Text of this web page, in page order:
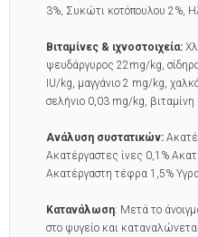
3%, Συκώτι κοτόπουλου 2%,
Βιταμίνες & ιχνοστοιχεία:
ψευδάργυρος 22mg/kg,
IU/kg, μαγγάνιο 2 mg/kg,
σελήνιο 0,03 mg/kg,
Ανάλυση συστατικών:
Ακατέργαστες ίνες 0,1%
Ακατέργαστη τέφρα 1,5%
Κατανάλωση: Μετά το
στο ψυγείο και